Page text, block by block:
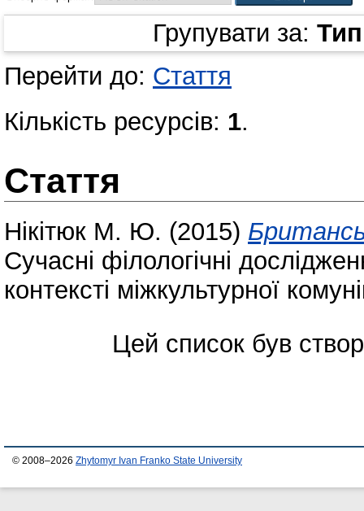
Групувати за:
Перейти до: Стаття
Кількість ресурсів: 1.
Стаття
Нікітюк М. Ю. (2015)
Сучасні філологічні
контексті міжкультурної
Цей список був
© 2008–2026 Zhytomyr Ivan Franko State University